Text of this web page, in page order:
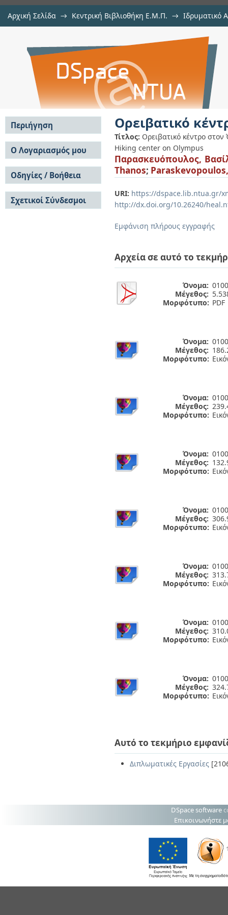
Αρχική Σελίδα → Κεντρική Βιβλιοθήκη Ε.Μ.Π. → Ιδρυματικό
Ορειβατικό κέντρο στον Όλυμπο
Ορειβατικό
Τίτλος: Ορειβατικό κέντρο
Hiking center on Olympus
Παρασκευόπουλος,
Thanos;
URI: https://dspace.lib.ntua.gr/
http://dx.doi.org/10.26240/
Εμφάνιση πλήρους εγγραφής
Αρχεία σε αυτό το
Όνομα:
Μέγεθος:
Μορφότυπο: PDF
Όνομα:
Μέγεθος:
Μορφότυπο:
Όνομα:
Μέγεθος:
Μορφότυπο:
Όνομα:
Μέγεθος:
Μορφότυπο:
Όνομα:
Μέγεθος:
Μορφότυπο:
Όνομα:
Μέγεθος:
Μορφότυπο:
Όνομα:
Μέγεθος:
Μορφότυπο:
Όνομα:
Μέγεθος:
Μορφότυπο:
Αυτό το τεκμήριο
Διπλωματικές Εργασίες
Περιήγηση
Σε όλο το DSpace
Κοινότητες & Συλλογές
Ανά Ημερομηνία
Έκδοσης
Συγγραφείς
Τίτλοι
Θέματα
Ο Λογαριασμός μου
Σύνδεση
Εγγραφή
Οδηγίες / Βοήθεια
Οδηγίες Υποβολής
Οδηγίες Χρήσης ΙΑ
Συχνές Ερωτήσεις
Σχετικοί Σύνδεσμοι
DSpace software
Επικοινωνήστε